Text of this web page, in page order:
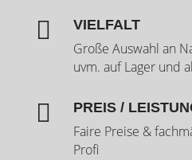
 VIELFALT
Große Auswahl an
uvm. auf Lager und
 PREIS /
Faire Preise &
Profi